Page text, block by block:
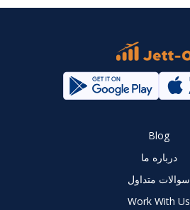
Blog
درباره ما
سوالات متداول
Work With Us